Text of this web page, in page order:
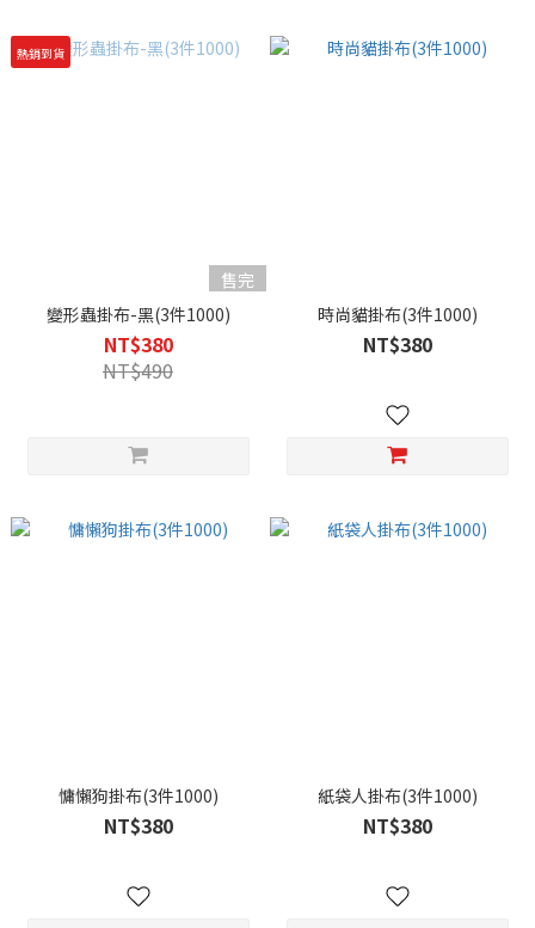
熱銷到貨
售完
變形蟲掛布-黑(3件1000)
NT$380
NT$490
時尚貓掛布(3件1000)
NT$380
慵懶狗掛布(3件1000)
NT$380
紙袋人掛布(3件1000)
NT$380